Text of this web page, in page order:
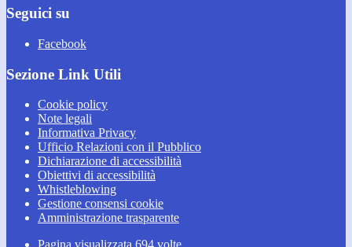
Seguici su
Facebook
Sezione Link Utili
Cookie policy
Note legali
Informativa Privacy
Ufficio Relazioni con il Pubblico
Dichiarazione di accessibilità
Obiettivi di accessibilità
Whistleblowing
Gestione consensi cookie
Amministrazione trasparente